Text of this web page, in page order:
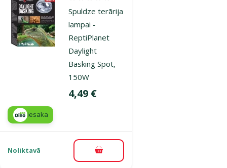
Spuldze terārija
lampai -
ReptiPlanet
Daylight
Basking Spot,
150W
Cena
4,49 €
iesaka
Noliktavā Pievienot grozam